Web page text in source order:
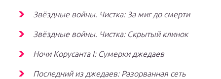
Звёздные войны. Чистка: За миг до смерти
Звёздные войны. Чистка: Скрытый клинок
Ночи Корусанта I: Сумерки джедаев
Последний из джедаев: Разорванная сеть